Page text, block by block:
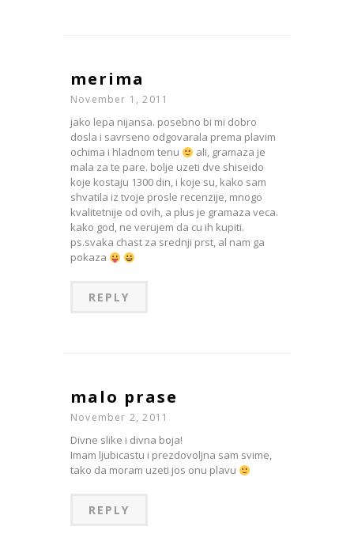
merima
November 1, 2011
jako lepa nijansa. posebno bi mi dobro
dosla i savrseno odgovarala prema plavim
ochima i hladnom tenu
ali, gramaza je
mala za te pare. bolje uzeti dve shiseido
koje kostaju 1300 din, i koje su, kako sam
shvatila iz tvoje prosle recenzije, mnogo
kvalitetnije od ovih, a plus je gramaza veca.
kako god, ne verujem da cu ih kupiti.
ps.svaka chast za srednji prst, al nam ga
pokaza
REPLY
malo prase
November 2, 2011
Divne slike i divna boja!
Imam ljubicastu i prezdovoljna sam svime,
tako da moram uzeti jos onu plavu
REPLY